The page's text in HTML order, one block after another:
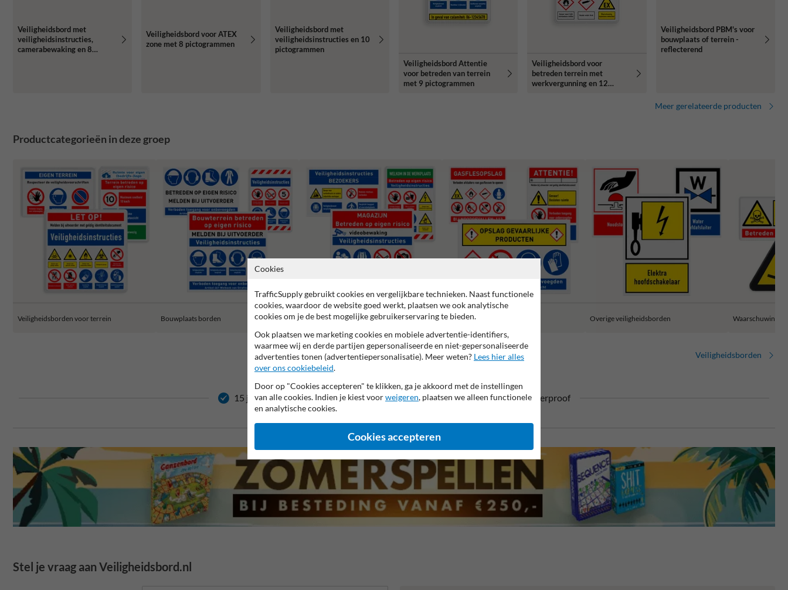
Veiligheidsbord met
veiligheidsinstructies,
camerabewaking en 8
Veiligheidsbord voor ATEX
zone met 8 pictogrammen
Veiligheidsbord met
veiligheidsinstructies en 10
pictogrammen
Veiligheidsbord Attentie
voor betreden van terrein
met 9 pictogrammen
Veiligheidsbord voor
betreden terrein met
werkvergunning en 12
Veiligheidsbord PBM's voor
bouwplaats of terrein -
reflecterend
Meer gerelateerde producten
Productcategorieën in deze groep
Veiligheidsborden voor terrein Bouwplaats borden
Veiligheidsborden magazijn en
Veiligheidsborden opslag Overige veiligheidsborden
Veiligheidsborden
15 jaar garantie op reflecterende folie Anti-graffiti laminaat 99% Hufterproof
Stel je vraag aan Veiligheidsbord.nl
Cookies
TrafficSupply gebruikt cookies en vergelijkbare technieken. Naast functionele
cookies, waardoor de website goed werkt, plaatsen we ook analytische
cookies om je de best mogelijke gebruikerservaring te bieden.
Ook plaatsen we marketing cookies en mobiele advertentie-identifiers,
waarmee wij en derde partijen gepersonaliseerde en niet-gepersonaliseerde
advertenties tonen (advertentiepersonalisatie). Meer weten? Lees hier alles
over ons cookiebeleid.
Door op "Cookies accepteren" te klikken, ga je akkoord met de instellingen
van alle cookies. Indien je kiest voorweigeren, plaatsen we alleen functionele
en analytische cookies.
Cookies accepteren